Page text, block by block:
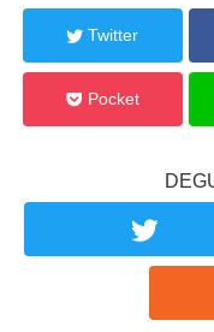
Twitter
Pocket